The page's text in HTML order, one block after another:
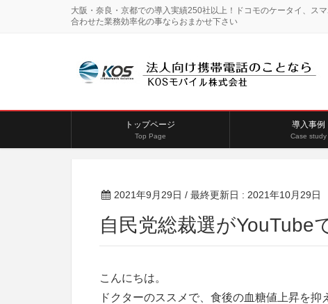
大阪・奈良・京都での導入実績250社以上！ドコモのケータイ、ス
合わせた業務効率化の事ならおまかせ下さい
トップページ
Top Page
導入事例
Case study
2021年9月29日 / 最終更新日 : 2021年10月29日
自民党総裁選がYouTube
こんにちは。
ドクターのススメで、食後の血糖値上昇を